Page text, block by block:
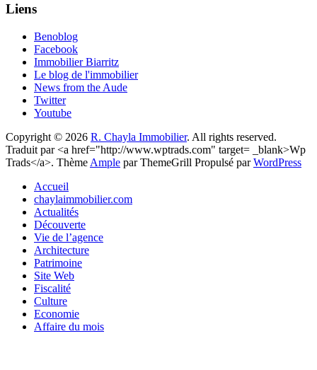
Liens
Benoblog
Facebook
Immobilier Biarritz
Le blog de l'immobilier
News from the Aude
Twitter
Youtube
Copyright © 2026 R. Chayla Immobilier. All rights reserved.
Traduit par <a href="http://www.wptrads.com" target= _blank>Wp
Trads</a>. Thème Ample par ThemeGrill Propulsé parWordPress
Accueil
chaylaimmobilier.com
Actualités
Découverte
Vie de l’agence
Architecture
Patrimoine
Site Web
Fiscalité
Culture
Economie
Affaire du mois